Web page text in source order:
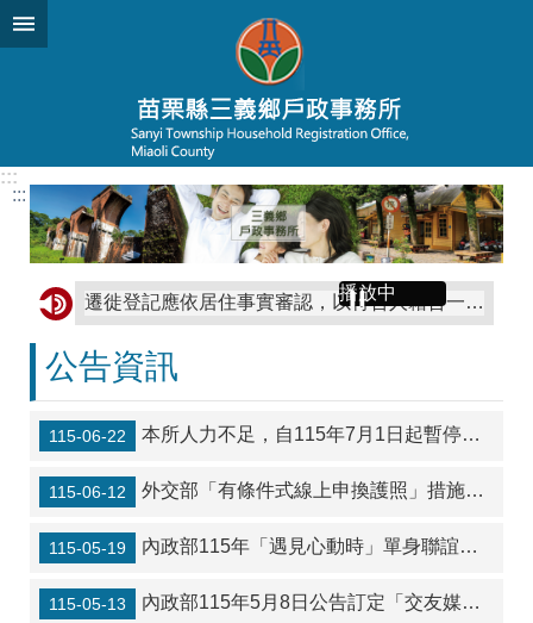
跳到主要內容區塊
:::
:::
播放中 遷徙登記應依居住事實審認，以符合人籍合一原則，並正確戶籍資料。
上傳數位相片申辦身分證，省時、快速又方便。
臺灣原住民族姓名可單列原住民族文字
公告資訊
115-06-22 本所人力不足，自115年7月1日起暫停中午12時至13時臨櫃服務!
115-06-12 外交部「有條件式線上申換護照」措施將自本（115）年7月1日（上午10時）起，再擴大適用對象，開放護照效期不足1年之民眾申請
115-05-19 內政部115年「遇見心動時」單身聯誼活動開跑了，歡迎踴躍參與！
115-05-13 內政部115年5月8日公告訂定「交友媒合服務定型化契約應記載及不得記載事項」宣導